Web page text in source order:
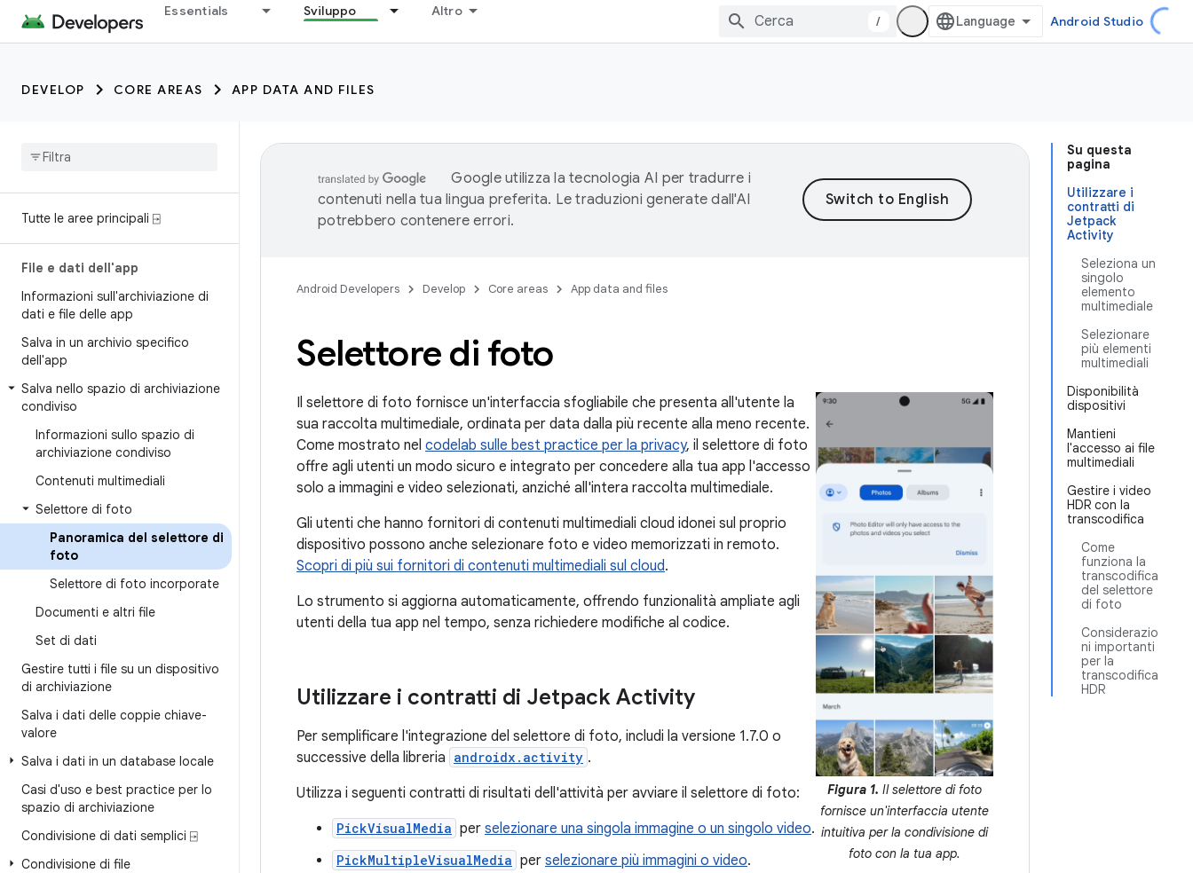
Essentials Sviluppo Altro
/ Android Studio
DEVELOP CORE AREAS APP DATA AND FILES
Tutte le aree principali ⍈
File e dati dell'app
Informazioni sull'archiviazione di
dati e file delle app
Salva in un archivio specifico
dell'app
Salva nello spazio di archiviazione
condiviso
Informazioni sullo spazio di
archiviazione condiviso
Contenuti multimediali
Selettore di foto
Panoramica del selettore di
foto
Selettore di foto incorporate
Documenti e altri file
Set di dati
Gestire tutti i file su un dispositivo
di archiviazione
Salva i dati delle coppie chiave-
valore
Salva i dati in un database locale
Casi d'uso e best practice per lo
spazio di archiviazione
Condivisione di dati semplici ⍈
Condivisione di file
Su questa
pagina
Utilizzare i
contratti di
Jetpack
Activity
Seleziona un
singolo
elemento
multimediale
Selezionare
più elementi
multimediali
Disponibilità
dispositivi
Mantieni
l'accesso ai file
multimediali
Gestire i video
HDR con la
transcodifica
Come
funziona la
transcodifica
del selettore
di foto
Considerazio
ni importanti
per la
transcodifica
HDR
Google utilizza la tecnologia AI per tradurre i
contenuti nella tua lingua preferita. Le traduzioni generate dall'AI
potrebbero contenere errori.
Android Developers Develop Core areas App data and files
Selettore di foto
Figura 1. Il selettore di foto
fornisce un'interfaccia utente
intuitiva per la condivisione di
foto con la tua app.
Il selettore di foto fornisce un'interfaccia sfogliabile che presenta all'utente la
sua raccolta multimediale, ordinata per data dalla più recente alla meno recente.
Come mostrato nel codelab sulle best practice per la privacy, il selettore di foto
offre agli utenti un modo sicuro e integrato per concedere alla tua app l'accesso
solo a immagini e video selezionati, anziché all'intera raccolta multimediale.
Gli utenti che hanno fornitori di contenuti multimediali cloud idonei sul proprio
dispositivo possono anche selezionare foto e video memorizzati in remoto.
Scopri di più sui fornitori di contenuti multimediali sul cloud.
Lo strumento si aggiorna automaticamente, offrendo funzionalità ampliate agli
utenti della tua app nel tempo, senza richiedere modifiche al codice.
Utilizzare i contratti di Jetpack Activity
Per semplificare l'integrazione del selettore di foto, includi la versione 1.7.0 o
successive della libreria androidx.activity .
Utilizza i seguenti contratti di risultati dell'attività per avviare il selettore di foto:
PickVisualMedia per selezionare una singola immagine o un singolo video.
PickMultipleVisualMedia per selezionare più immagini o video.